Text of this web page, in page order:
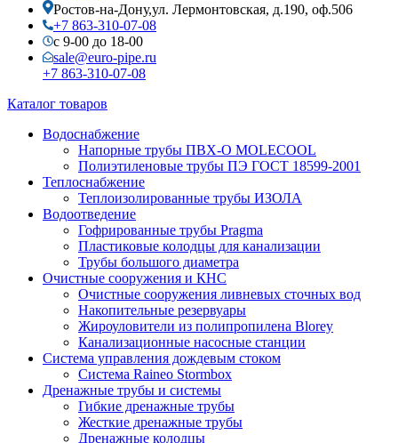
Ростов-на-Дону,ул. Лермонтовская, д.190, оф.506
+7 863-310-07-08
с 9-00 до 18-00
sale@euro-pipe.ru
+7 863-310-07-08
Каталог товаров
Водоснабжение
Напорные трубы ПВХ-О MOLECOOL
Полиэтиленовые трубы ПЭ ГОСТ 18599-2001
Теплоснабжение
Теплоизолированные трубы ИЗОЛА
Водоотведение
Гофрированные трубы Pragma
Пластиковые колодцы для канализации
Трубы большого диаметра
Очистные сооружения и КНС
Очистные сооружения ливневых сточных вод
Накопительные резервуары
Жироуловители из полипропилена Blorey
Канализационные насосные станции
Система управления дождевым стоком
Система Raineo Stormbox
Дренажные трубы и системы
Гибкие дренажные трубы
Жесткие дренажные трубы
Дренажные колодцы